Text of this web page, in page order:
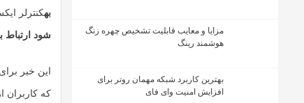
مزایا و معایب قابلیت تشخیص چهره زنگ
هوشمند رینگ
بهترین کاربرد شبکه مهمان روتر برای
افزایش امنیت وای فای
بهکنترلر
شود ارتباط
این خبر
که کاربران